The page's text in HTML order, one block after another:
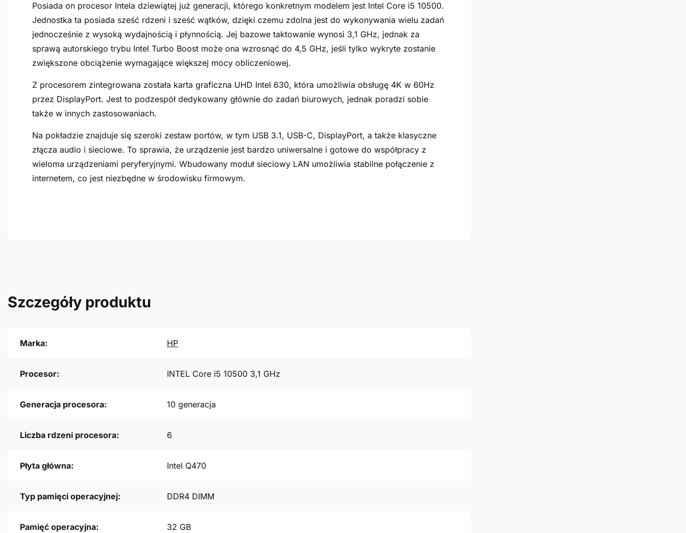
Posiada on procesor Intela dziewiątej już generacji, którego konkretnym modelem jest Intel Core i5 10500.
Jednostka ta posiada sześć rdzeni i sześć wątków, dzięki czemu zdolna jest do wykonywania wielu zadań
jednocześnie z wysoką wydajnością i płynnością. Jej bazowe taktowanie wynosi 3,1 GHz, jednak za
sprawą autorskiego trybu Intel Turbo Boost może ona wzrosnąć do 4,5 GHz, jeśli tylko wykryte zostanie
zwiększone obciążenie wymagające większej mocy obliczeniowej.
Z procesorem zintegrowana została karta graficzna UHD Intel 630, która umożliwia obsługę 4K w 60Hz
przez DisplayPort. Jest to podzespół dedykowany głównie do zadań biurowych, jednak poradzi sobie
także w innych zastosowaniach.
Na pokładzie znajduje się szeroki zestaw portów, w tym USB 3.1, USB-C, DisplayPort, a także klasyczne
złącza audio i sieciowe. To sprawia, że urządzenie jest bardzo uniwersalne i gotowe do współpracy z
wieloma urządzeniami peryferyjnymi. Wbudowany moduł sieciowy LAN umożliwia stabilne połączenie z
internetem, co jest niezbędne w środowisku firmowym.
Szczegóły produktu
Marka: HP
Procesor: INTEL Core i5 10500 3,1 GHz
Generacja procesora: 10 generacja
Liczba rdzeni procesora: 6
Płyta główna: Intel Q470
Typ pamięci operacyjnej: DDR4 DIMM
Pamięć operacyjna: 32 GB